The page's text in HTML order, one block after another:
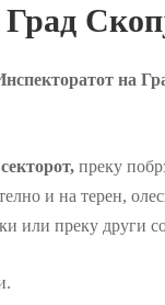
на
преку
и на терен,
или преку други